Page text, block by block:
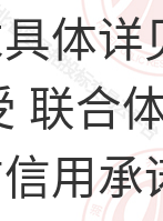
体
联合
信用